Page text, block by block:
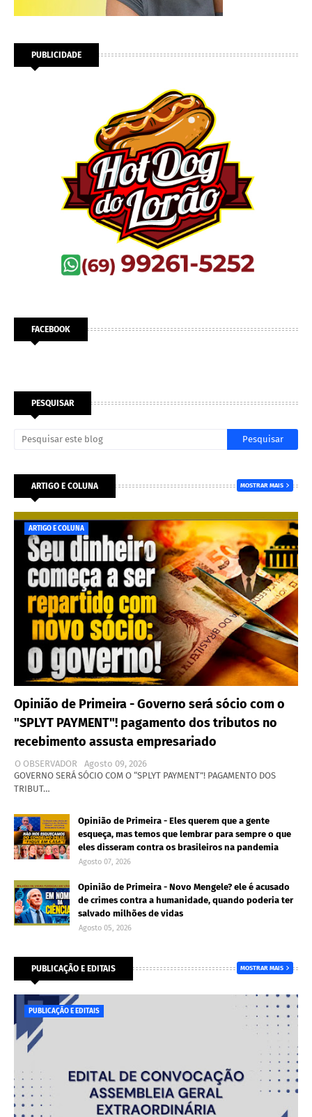
PUBLICIDADE
FACEBOOK
PESQUISAR
ARTIGO E COLUNA MOSTRAR MAIS
ARTIGO E COLUNA
Opinião de Primeira - Governo será sócio com o
"SPLYT PAYMENT"! pagamento dos tributos no
recebimento assusta empresariado
O OBSERVADOR
Agosto 09, 2026
GOVERNO SERÁ SÓCIO COM O “SPLYT PAYMENT”! PAGAMENTO DOS
TRIBUT…
Opinião de Primeira - Eles querem que a gente
esqueça, mas temos que lembrar para sempre o que
eles disseram contra os brasileiros na pandemia
Agosto 07, 2026
Opinião de Primeira - Novo Mengele? ele é acusado
de crimes contra a humanidade, quando poderia ter
salvado milhões de vidas
Agosto 05, 2026
PUBLICAÇÃO E EDITAIS MOSTRAR MAIS
PUBLICAÇÃO E EDITAIS